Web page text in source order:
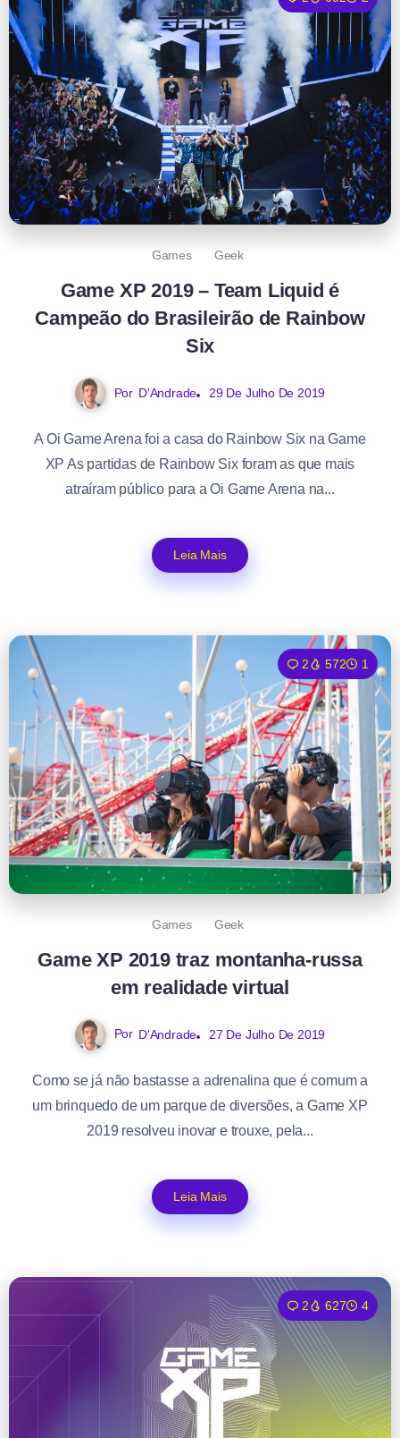
Games Geek
Game XP 2019 – Team Liquid é
Campeão do Brasileirão de Rainbow
Six
Por D'Andrade 29 De Julho De 2019
A Oi Game Arena foi a casa do Rainbow Six na Game
XP As partidas de Rainbow Six foram as que mais
atraíram público para a Oi Game Arena na...
Leia Mais
2 572 1
Games Geek
Game XP 2019 traz montanha-russa
em realidade virtual
Por D'Andrade 27 De Julho De 2019
Como se já não bastasse a adrenalina que é comum a
um brinquedo de um parque de diversões, a Game XP
2019 resolveu inovar e trouxe, pela...
Leia Mais
2 627 4